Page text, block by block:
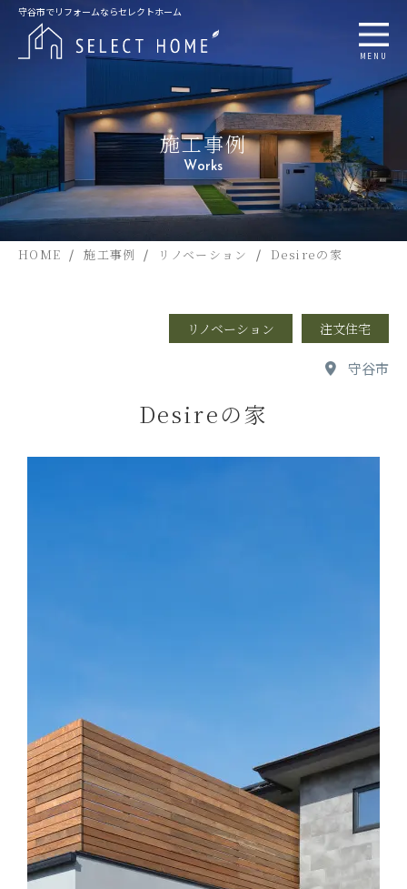
守谷市でリフォームならセレクトホーム
MENU
施工事例
Works
HOME 施工事例 リノベーション Desireの家
リノベーション 注文住宅
守谷市
Desireの家